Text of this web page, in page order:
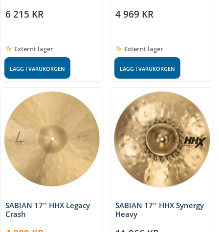
6 215 KR
Externt lager
LÄGG I VARUKORGEN
4 969 KR
Externt lager
LÄGG I VARUKORGEN
SABIAN 17'' HHX Legacy
Crash
SABIAN 17'' HHX Synergy
Heavy